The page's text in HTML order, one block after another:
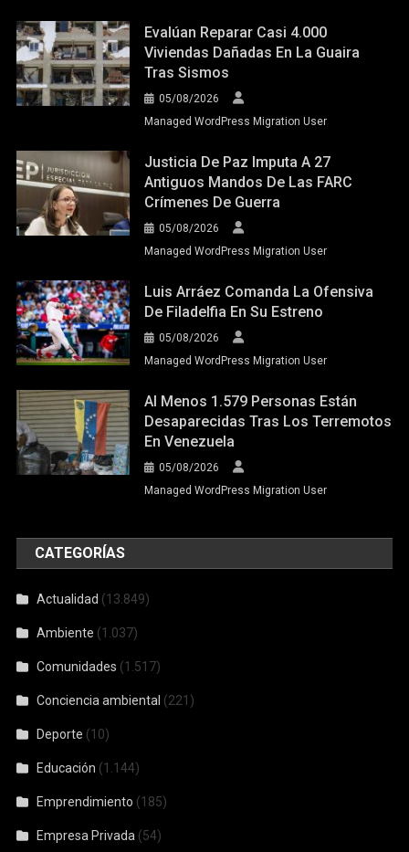
Evalúan Reparar Casi 4.000
Viviendas Dañadas En La Guaira
Tras Sismos
05/08/2026
Managed WordPress Migration User
Justicia De Paz Imputa A 27
Antiguos Mandos De Las FARC
Crímenes De Guerra
05/08/2026
Managed WordPress Migration User
Luis Arráez Comanda La Ofensiva
De Filadelfia En Su Estreno
05/08/2026
Managed WordPress Migration User
Al Menos 1.579 Personas Están
Desaparecidas Tras Los Terremotos
En Venezuela
05/08/2026
Managed WordPress Migration User
CATEGORÍAS
Actualidad (13.849)
Ambiente (1.037)
Comunidades (1.517)
Conciencia ambiental (221)
Deporte (10)
Educación (1.144)
Emprendimiento (185)
Empresa Privada (54)